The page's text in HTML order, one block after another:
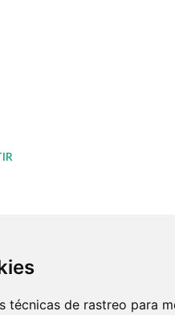
técnicas de rastreo para